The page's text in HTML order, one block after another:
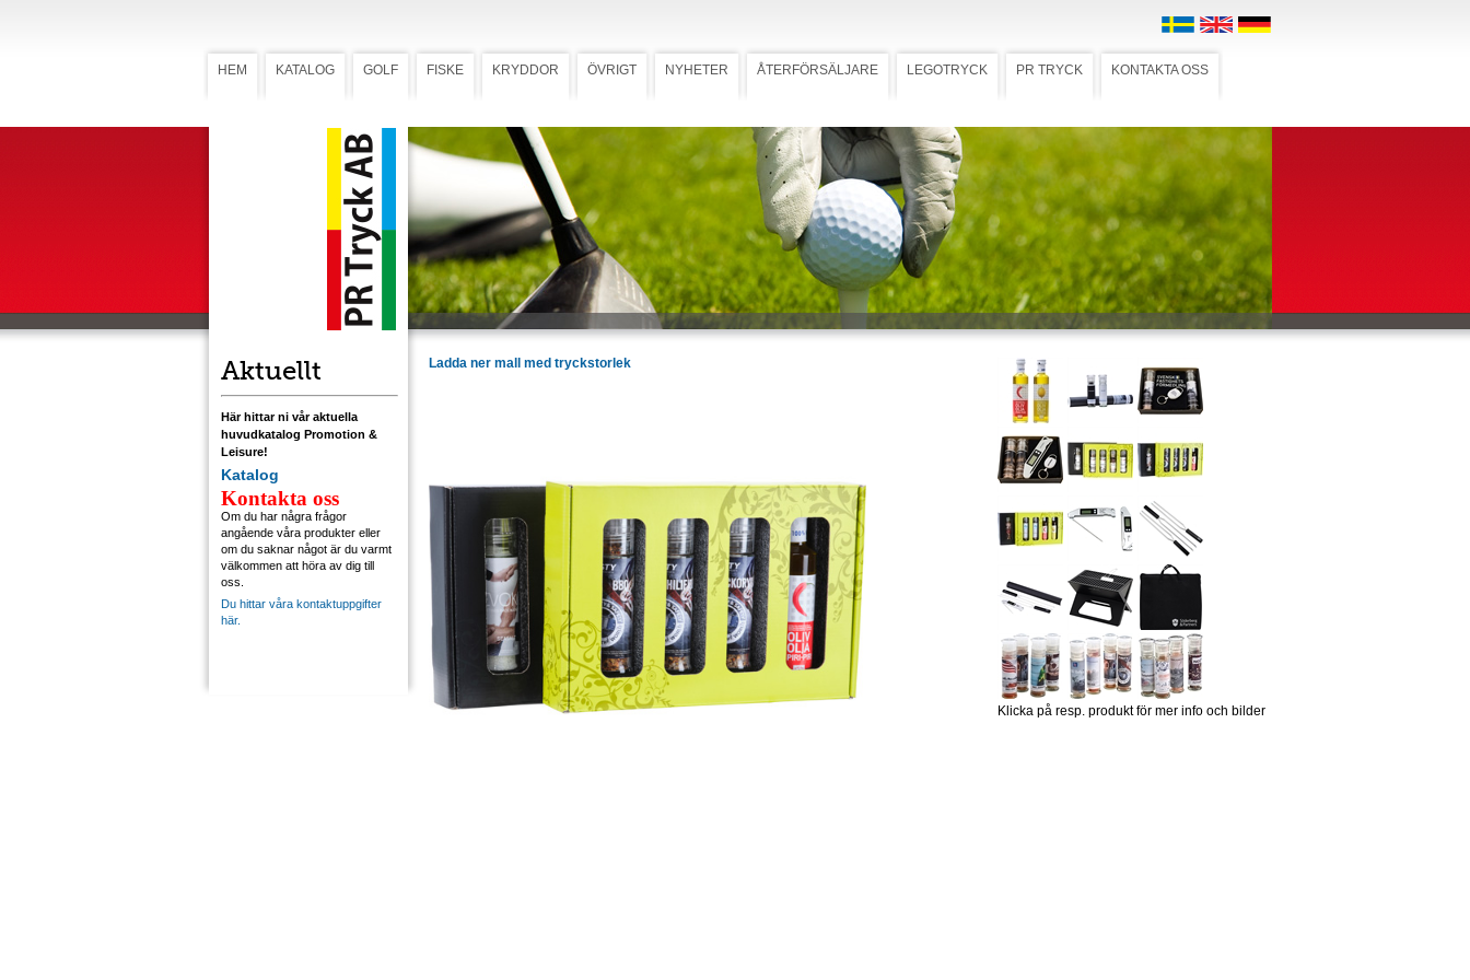
HEM KATALOG GOLF FISKE KRYDDOR ÖVRIGT NYHETER ÅTERFÖRSÄLJARE LEGOTRYCK PR TRYCK KONTAKTA OSS
Aktuellt
Här hittar ni vår aktuella
huvudkatalog Promotion &
Leisure!
Katalog
Kontakta oss
Om du har några frågor
angående våra produkter eller
om du saknar något är du varmt
välkommen att höra av dig till
oss.
Du hittar våra kontaktuppgifter
här.
BBQ Deluxe
BBQ Deluxe (Art.
700)
Tre kryddburkar med valfri smak från vår lista
samt en olja. Priset inkluderar tryck på de tre
burkarna på standard- eller egendesignad
etikett 90 x 74 mm. Oljan levereras med
standardetikett utan logotyp. Asken kan fås
svart eller grön.
Ladda ner mall med tryckstorlek
Klicka på resp. produkt för mer info och bilder
Ladda ner högupplöst bild